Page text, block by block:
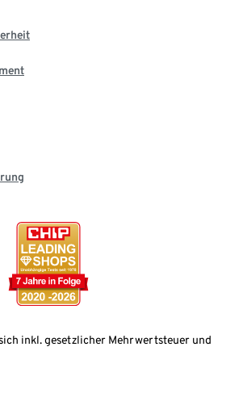
inkl. gesetzlicher Mehrwertsteuer und